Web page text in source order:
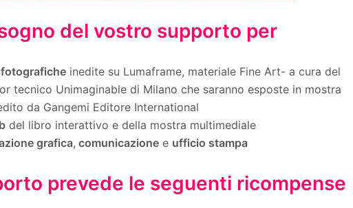
del vostro supporto per
inedite su Lumaframe, materiale Fine Art- a cura del
tecnico Unimaginable di Milano che saranno esposte in mostra
da Gangemi Editore International
del libro interattivo e della mostra multimediale
grafica, comunicazione e ufficio stampa
prevede le seguenti ricompense